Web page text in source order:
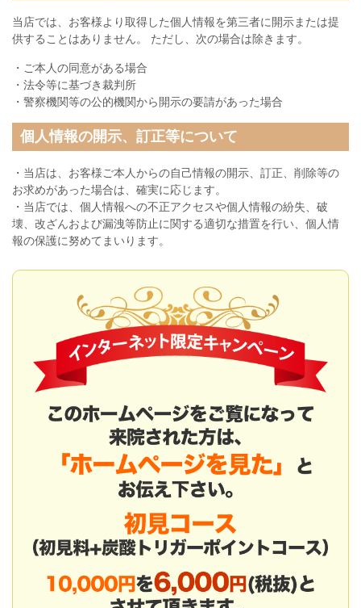
当店では、お客様より取得した個人情報を第三者に開示または提
供することはありません。 ただし、次の場合は除きます。
・ご本人の同意がある場合
・法令等に基づき裁判所
・警察機関等の公的機関から開示の要請があった場合
個人情報の開示、訂正等について
・当店は、お客様ご本人からの自己情報の開示、訂正、削除等の
お求めがあった場合は、確実に応じます。
・当店では、個人情報への不正アクセスや個人情報の紛失、破
壊、改ざんおよび漏洩等防止に関する適切な措置を行い、個人情
報の保護に努めてまいります。